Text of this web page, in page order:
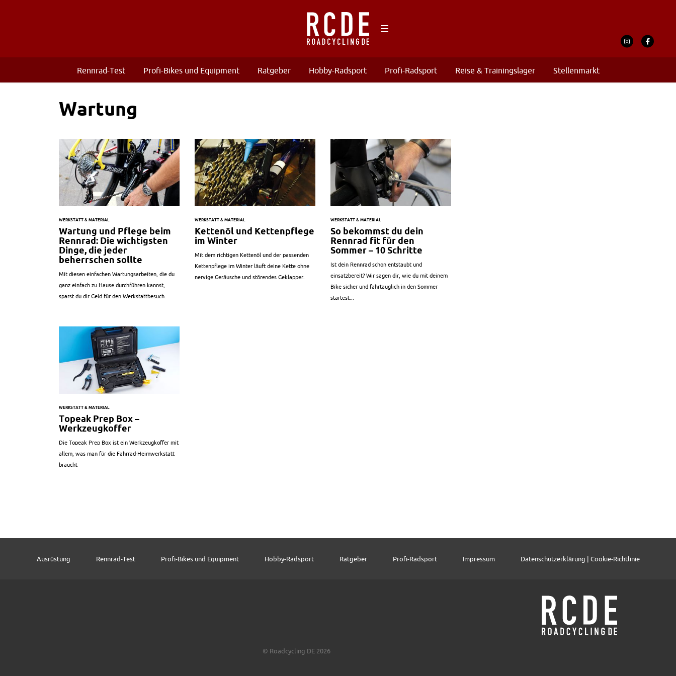
Rennrad-Test Profi-Bikes und Equipment Ratgeber Hobby-Radsport Profi-Radsport Reise & Trainingslager Stellenmarkt
Wartung
WERKSTATT & MATERIAL
Wartung und Pflege beim
Rennrad: Die wichtigsten
Dinge, die jeder
beherrschen sollte
Mit diesen einfachen Wartungsarbeiten, die du
ganz einfach zu Hause durchführen kannst,
sparst du dir Geld für den Werkstattbesuch.
WERKSTATT & MATERIAL
Kettenöl und Kettenpflege
im Winter
Mit dem richtigen Kettenöl und der passenden
Kettenpflege im Winter läuft deine Kette ohne
nervige Geräusche und störendes Geklapper.
WERKSTATT & MATERIAL
So bekommst du dein
Rennrad fit für den
Sommer – 10 Schritte
Ist dein Rennrad schon entstaubt und
einsatzbereit? Wir sagen dir, wie du mit deinem
Bike sicher und fahrtauglich in den Sommer
startest...
WERKSTATT & MATERIAL
Topeak Prep Box –
Werkzeugkoffer
Die Topeak Prep Box ist ein Werkzeugkoffer mit
allem, was man für die Fahrrad-Heimwerkstatt
braucht
Ausrüstung Rennrad-Test Profi-Bikes und Equipment Hobby-Radsport Ratgeber Profi-Radsport Impressum Datenschutzerklärung | Cookie-Richtlinie
© Roadcycling DE 2026